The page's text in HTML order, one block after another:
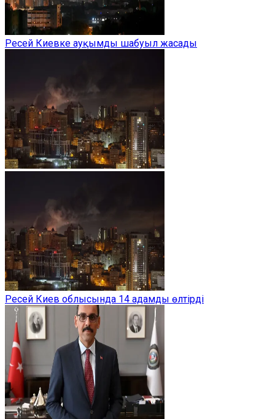
Ресей Киевке ауқымды шабуыл жасады
Ресей Киев облысында 14 адамды өлтірді